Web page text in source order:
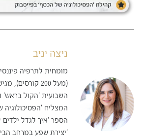
ניצה יניב
מומחית לתרפיה
(מעל 200
השבועית 'הקול בראש'
המצליח
הספר 'איך לגדל
'יצירת שפע במרחב